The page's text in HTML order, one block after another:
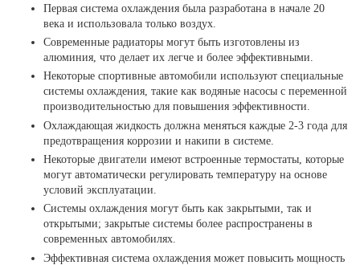
Первая система охлаждения была разработана в начале 20
века и использовала только воздух.
Современные радиаторы могут быть изготовлены из
алюминия, что делает их легче и более эффективными.
Некоторые спортивные автомобили используют специальные
системы охлаждения, такие как водяные насосы с переменной
производительностью для повышения эффективности.
Охлаждающая жидкость должна меняться каждые 2-3 года для
предотвращения коррозии и накипи в системе.
Некоторые двигатели имеют встроенные термостаты, которые
могут автоматически регулировать температуру на основе
условий эксплуатации.
Системы охлаждения могут быть как закрытыми, так и
открытыми; закрытые системы более распространены в
современных автомобилях.
Эффективная система охлаждения может повысить мощность